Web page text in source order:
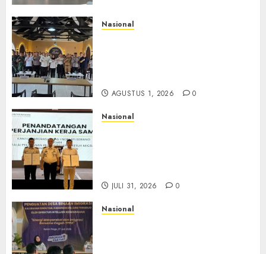
Nasional
AGUSTUS 1, 2026 0
Nasional
JULI 31, 2026 0
Nasional